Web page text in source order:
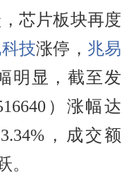
芯片板块再度
技涨停， 兆易
明显，截至发
）涨幅达
，成交额
。